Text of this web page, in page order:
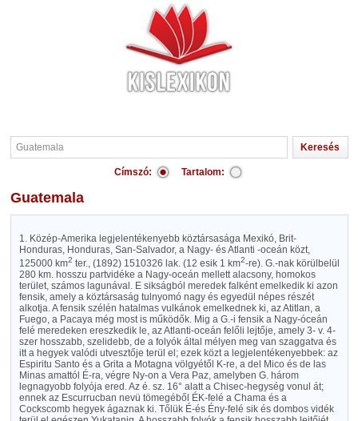
Címszó: Tartalom:
Guatemala
1. Közép-Amerika legjelentékenyebb köztársasága Mexikó, Brit-
Honduras, Honduras, San-Salvador, a Nagy- és Atlanti -oceán közt,
125000 km2 ter., (1892) 1510326 lak. (12 esik 1 km2-re). G.-nak körülbelül
280 km. hosszu partvidéke a Nagy-oceán mellett alacsony, homokos
terület, számos lagunával. E sikságból meredek falként emelkedik ki azon
fensik, amely a köztársaság tulnyomó nagy és egyedül népes részét
alkotja. A fensik szélén hatalmas vulkánok emelkednek ki, az Atitlan, a
Fuego, a Pacaya még most is működők. Mig a G.-i fensik a Nagy-óceán
felé meredeken ereszkedik le, az Atlanti-oceán felőli lejtője, amely 3- v. 4-
szer hosszabb, szelidebb, de a folyók által mélyen meg van szaggatva és
itt a hegyek valódi utvesztője terül el; ezek közt a legjelentékenyebbek: az
Espiritu Santo és a Grita a Motagna völgyétől K-re, a del Mico és de las
Minas amattól É-ra, végre Ny-on a Vera Paz, amelyben G. három
legnagyobb folyója ered. Az é. sz. 16° alatt a Chisec-hegység vonul át;
ennek az Escurrucban nevü tömegéből ÉK-felé a Chama és a
Cockscomb hegyek ágaznak ki. Tőlük É-és Ény-felé sik és dombos vidék